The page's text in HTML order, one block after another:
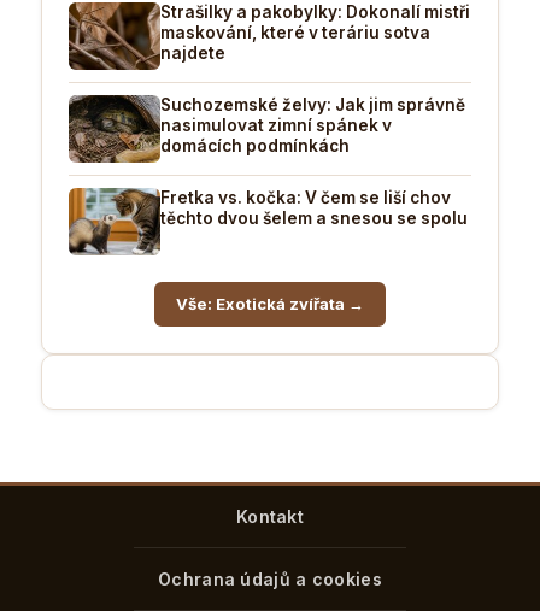
Strašilky a pakobylky: Dokonalí mistři
maskování, které v teráriu sotva
najdete
Suchozemské želvy: Jak jim správně
nasimulovat zimní spánek v
domácích podmínkách
Fretka vs. kočka: V čem se liší chov
těchto dvou šelem a snesou se spolu
Vše: Exotická zvířata →
Kontakt
Ochrana údajů a cookies